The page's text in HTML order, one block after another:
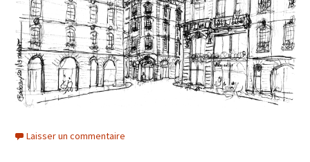
Laisser un commentaire